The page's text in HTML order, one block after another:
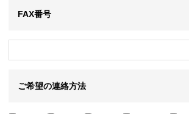
FAX番号
ご希望の連絡方法